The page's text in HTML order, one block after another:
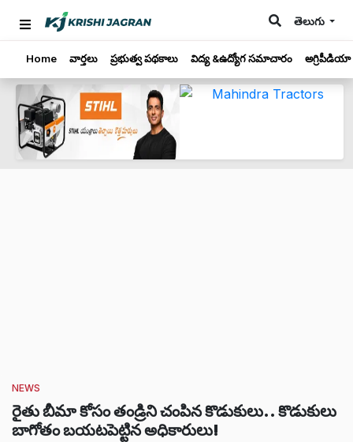
తెలుగు
Home వార్తలు ప్రభుత్వ పథకాలు విద్య &ఉద్యోగ సమాచారం అగ్రిపీడియా
NEWS
రైతు బీమా కోసం తండ్రిని చంపిన కొడుకులు.. కొడుకులు
బాగోతం బయటపెట్టిన అధికారులు!